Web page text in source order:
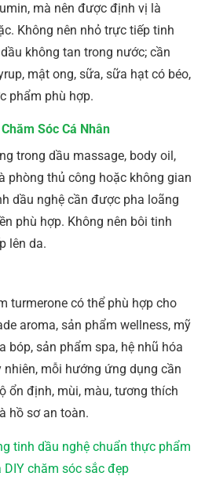
mà nên được định vị là
Không nên nhỏ trực tiếp tinh
không tan trong nước; cần
mật ong, sữa, sữa hạt có béo,
phẩm phù hợp.
Sóc Cá Nhân
trong dầu massage, body oil,
phòng thủ công hoặc không gian
dầu nghệ cần được pha loãng
phù hợp. Không nên bôi tinh
lên da.
turmerone có thể phù hợp cho
aroma, sản phẩm wellness, mỹ
bóp, sản phẩm spa, hệ nhũ hóa
mỗi hướng ứng dụng cần
ổn định, mùi, màu, tương thích
hồ sơ an toàn.
tinh dầu nghệ chuẩn thực phẩm
chăm sóc sắc đẹp